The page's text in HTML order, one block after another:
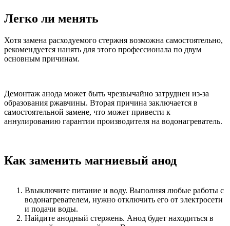
Легко ли менять
Хотя замена расходуемого стержня возможна самостоятельно,
рекомендуется нанять для этого профессионала по двум
основным причинам.
Демонтаж анода может быть чрезвычайно затруднен из-за
образования ржавчины. Вторая причина заключается в
самостоятельной замене, что может привести к
аннулированию гарантии производителя на водонагреватель.
Как заменить магниевый анод
Ввыключите питание и воду. Выполняя любые работы с
водонагревателем, нужно отключить его от электросети
и подачи воды.
Найдите анодный стержень. Анод будет находиться в